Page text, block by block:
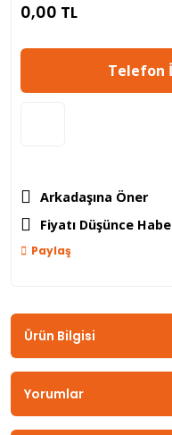
0,00 TL
Telefon
Arkadaşına Öner
Fiyatı Düşünce
Paylaş
Ürün Bilgisi
Yorumlar